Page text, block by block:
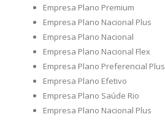
Empresa Plano Premium
Empresa Plano Nacional Plus
Empresa Plano Nacional
Empresa Plano Nacional Flex
Empresa Plano Preferencial Plus
Empresa Plano Efetivo
Empresa Plano Saúde Rio
Empresa Plano Nacional Plus